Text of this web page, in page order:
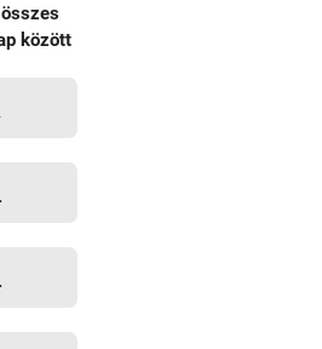
között